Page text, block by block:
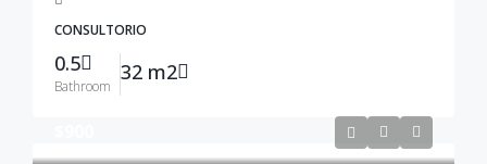
CONSULTORIO
0.5
Bathroom
32 m2